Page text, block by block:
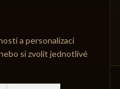
a personalizaci
si zvolit jednotlivé